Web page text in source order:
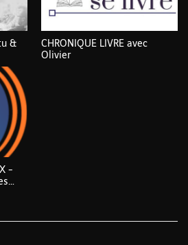
&
-
CHRONIQUE LIVRE avec
Olivier